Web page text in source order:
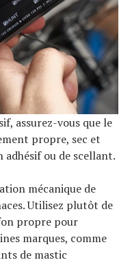
assurez-vous que le
propre, sec et
adhésif ou de scellant.
mécanique de
Utilisez plutôt de
propre pour
marques, comme
de mastic